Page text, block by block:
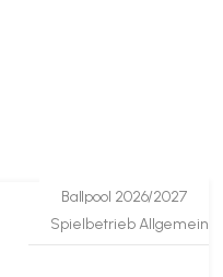
Ballpool 2026/2027
Spielbetrieb Allgemein